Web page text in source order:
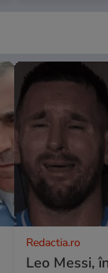
Redactia.ro
Leo Messi,